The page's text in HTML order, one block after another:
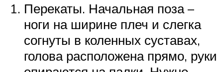
Перекаты. Начальная поза –
ноги на ширине плеч и слегка
согнуты в коленных суставах,
голова расположена прямо, руки